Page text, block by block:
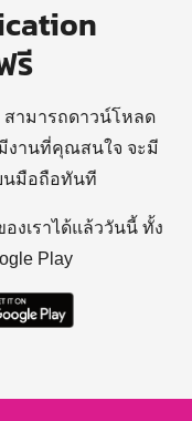
รี
สามารถดาวน์โหลด
งานที่คุณสนใจ จะมี
นมือถือทันที
งเราได้แล้ววันนี้ ทั้ง
Play